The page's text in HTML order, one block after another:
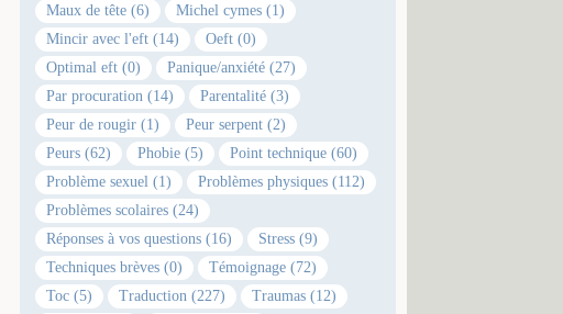
Maux de tête (6)
Michel cymes (1)
Mincir avec l'eft (14)
Oeft (0)
Optimal eft (0)
Panique/anxiété (27)
Par procuration (14)
Parentalité (3)
Peur de rougir (1)
Peur serpent (2)
Peurs (62)
Phobie (5)
Point technique (60)
Problème sexuel (1)
Problèmes physiques (112)
Problèmes scolaires (24)
Réponses à vos questions (16)
Stress (9)
Techniques brèves (0)
Témoignage (72)
Toc (5)
Traduction (227)
Traumas (12)